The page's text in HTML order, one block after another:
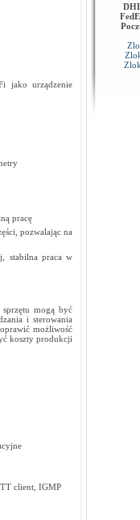
jako urządzenie
pracę
pozwalając na
stabilna praca w
mogą być
i sterowania
możliwość
koszty produkcji
client, IGMP